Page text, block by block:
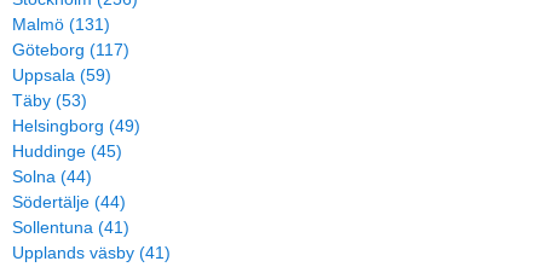
Malmö (131)
Göteborg (117)
Uppsala (59)
Täby (53)
Helsingborg (49)
Huddinge (45)
Solna (44)
Södertälje (44)
Sollentuna (41)
Upplands väsby (41)